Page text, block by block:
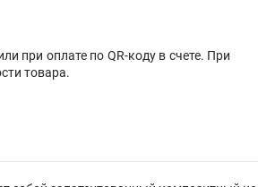
при оплате по QR-коду в счете. При
товара.